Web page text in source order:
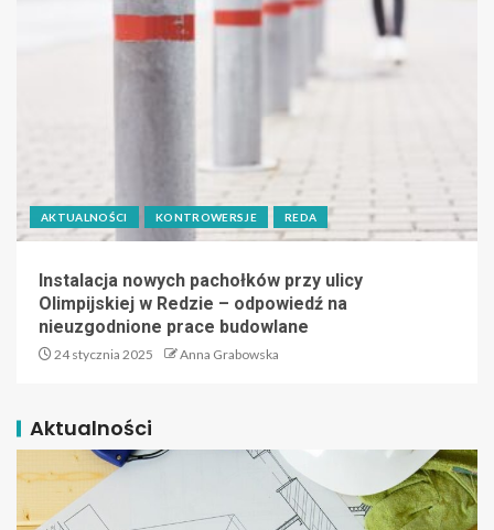
AKTUALNOŚCI KONTROWERSJE REDA
Instalacja nowych pachołków przy ulicy
Olimpijskiej w Redzie – odpowiedź na
nieuzgodnione prace budowlane
24 stycznia 2025 Anna Grabowska
Aktualności